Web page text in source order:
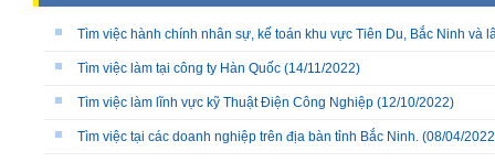
Tìm việc hành chính nhân sự, kế toán khu vực Tiên Du, Bắc Ninh và
Tìm việc làm tại công ty Hàn Quốc (14/11/2022)
Tìm việc làm lĩnh vực kỹ Thuật Điện Công Nghiệp (12/10/2022)
Tìm việc tại các doanh nghiệp trên địa bàn tỉnh Bắc Ninh. (08/04/